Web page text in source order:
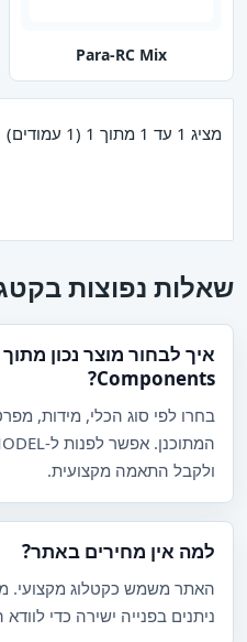
Para-RC Mix
מציג 1 עד 1 מתוך 1 (1 עמודים)
שאלות נפוצות
Components?
בחרו לפי סוג הכלי, מידות,
ולקבל התאמה מקצועית.
למה אין מחירים באתר?
האתר משמש כקטלוג מקצועי.
ניתנים בפנייה ישירה כדי